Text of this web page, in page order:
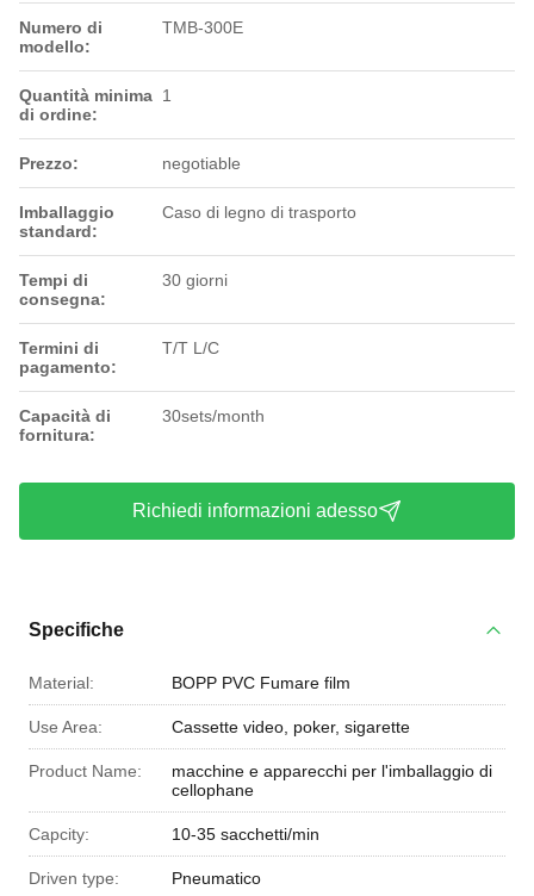
Numero di
modello:
TMB-300E
Quantità minima
di ordine:
1
Prezzo: negotiable
Imballaggio
standard:
Caso di legno di trasporto
Tempi di
consegna:
30 giorni
Termini di
pagamento:
T/T L/C
Capacità di
fornitura:
30sets/month
Richiedi informazioni adesso
Specifiche
Material: BOPP PVC Fumare film
Use Area: Cassette video, poker, sigarette
Product Name:
macchine e apparecchi per l'imballaggio di
cellophane
Capcity: 10-35 sacchetti/min
Driven type: Pneumatico